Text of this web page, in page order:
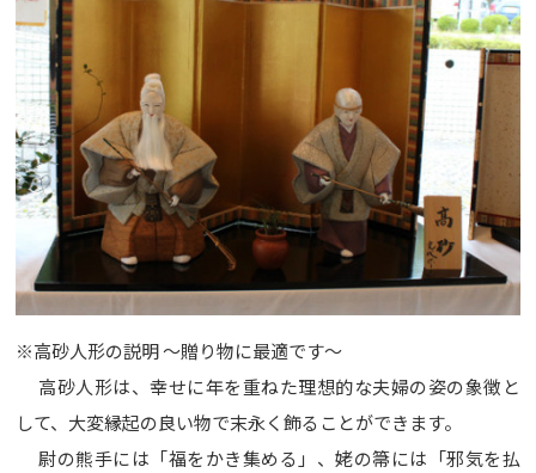
※高砂人形の説明 ～贈り物に最適です～
高砂人形は、幸せに年を重ねた理想的な夫婦の姿の象徴と
して、大変縁起の良い物で末永く飾ることができます。
尉の熊手には「福をかき集める」、姥の箒には「邪気を払